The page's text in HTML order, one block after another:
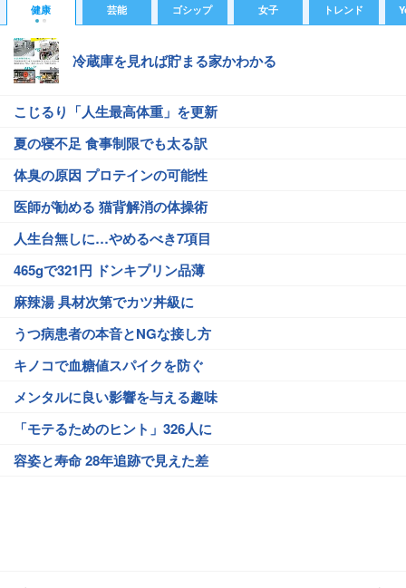
健康 芸能 ゴシップ 女子 トレンド
冷蔵庫を見れば貯まる家かわかる
こじるり「人生最高体重」を更新
夏の寝不足 食事制限でも太る訳
体臭の原因 プロテインの可能性
医師が勧める 猫背解消の体操術
人生台無しに…やめるべき7項目
465gで321円 ドンキプリン品薄
麻辣湯 具材次第でカツ丼級に
うつ病患者の本音とNGな接し方
キノコで血糖値スパイクを防ぐ
メンタルに良い影響を与える趣味
「モテるためのヒント」326人に
容姿と寿命 28年追跡で見えた差